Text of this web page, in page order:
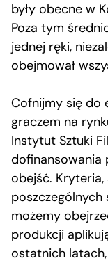
były obecne w
Poza tym
jednej ręki,
obejmował
Cofnijmy się do
graczem na
Instytut Sztuki
dofinansowania
obejść. Kryteria,
poszczególnych
możemy
produkcji
ostatnich